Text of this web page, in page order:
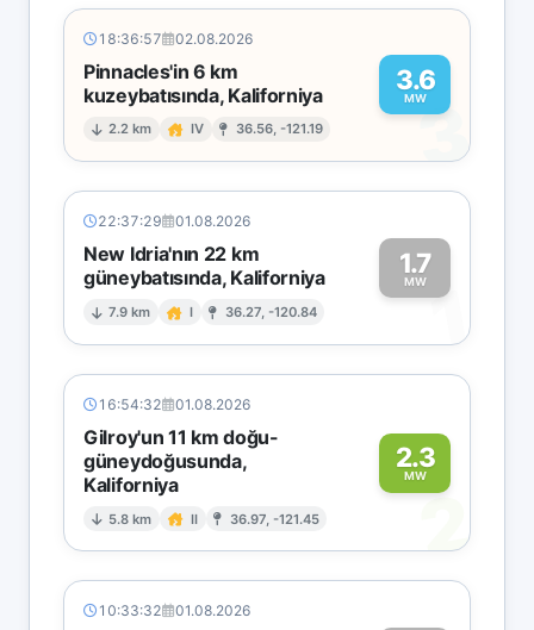
18:36:57 02.08.2026
Pinnacles'in 6 km
kuzeybatısında, Kaliforniya
2.2 km IV 36.56, -121.19
3.6
MW
3
22:37:29 01.08.2026
New Idria'nın 22 km
güneybatısında, Kaliforniya
7.9 km I 36.27, -120.84
1.7
MW1
16:54:32 01.08.2026
Gilroy'un 11 km doğu-
güneydoğusunda,
Kaliforniya
5.8 km II 36.97, -121.45
2.3
MW
2
10:33:32 01.08.2026